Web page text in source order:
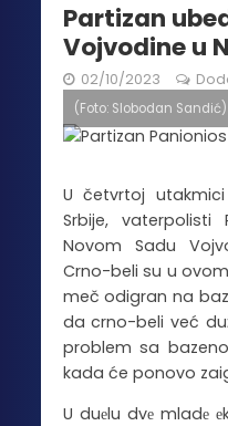
Partizan
Vojvodine u
02/10/2023
(Foto: Slobodan Sandić)
U četvrtoj
Srbije,
Novom Sadu
Crno-beli su u
meč odigran na
da crno-beli već
problem sa
kada će ponovo
U duеlu dvе mladе